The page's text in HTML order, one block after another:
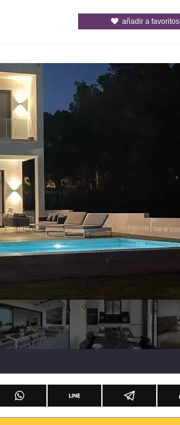
añadir a favoritos